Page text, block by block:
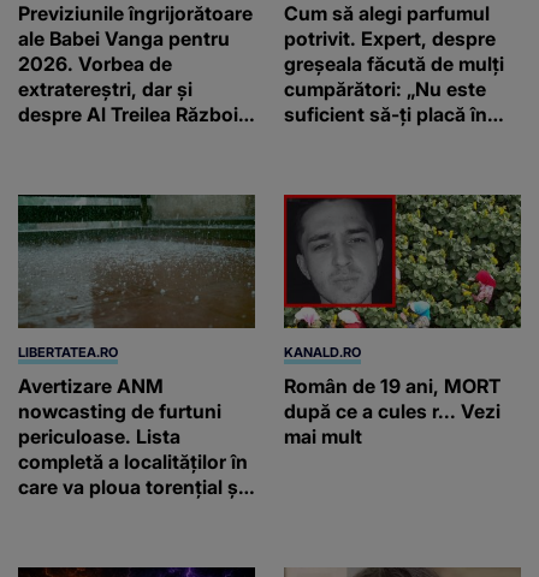
Previziunile îngrijorătoare
ale Babei Vanga pentru
2026. Vorbea de
extratereștri, dar și
despre Al Treilea Război
Cum să alegi parfumul
potrivit. Expert, despre
greșeala făcută de mulți
cumpărători: „Nu este
suficient să-ți placă în
LIBERTATEA.RO
Avertizare ANM
nowcasting de furtuni
periculoase. Lista
completă a localităților în
care va ploua torențial și
KANALD.RO
Român de 19 ani, MORT
după ce a cules r... Vezi
mai mult